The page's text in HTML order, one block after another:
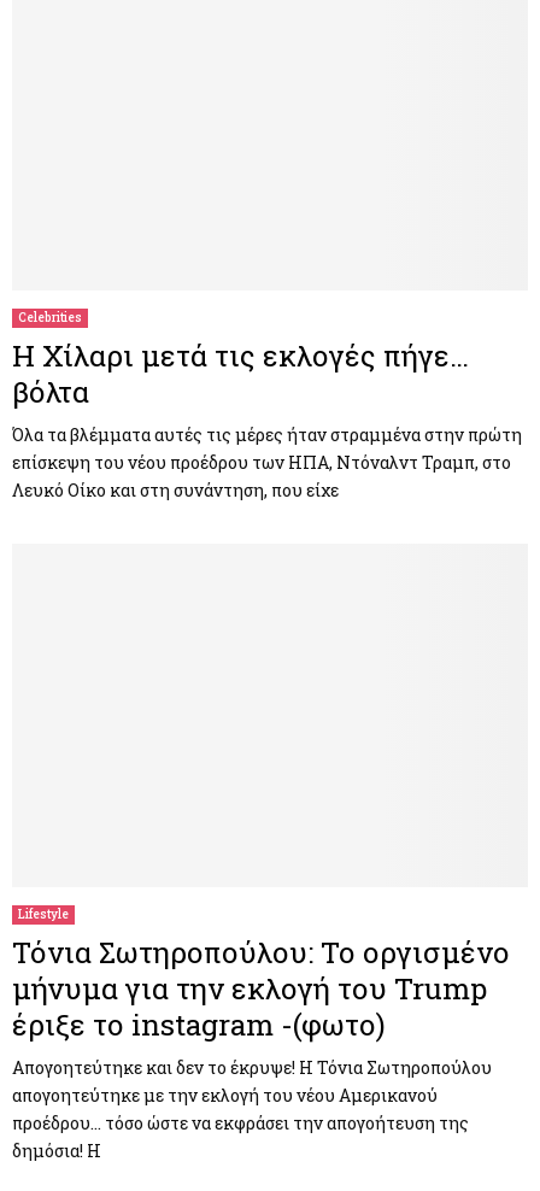
Celebrities
Η Χίλαρι μετά τις εκλογές πήγε…
βόλτα
Όλα τα βλέμματα αυτές τις μέρες ήταν στραμμένα στην πρώτη
επίσκεψη του νέου προέδρου των ΗΠΑ, Ντόναλντ Τραμπ, στο
Λευκό Οίκο και στη συνάντηση, που είχε
Lifestyle
Τόνια Σωτηροπούλου: Το οργισμένο
μήνυμα για την εκλογή του Trump
έριξε το instagram -(φωτο)
Απογοητεύτηκε και δεν το έκρυψε! Η Τόνια Σωτηροπούλου
απογοητεύτηκε με την εκλογή του νέου Αμερικανού
προέδρου… τόσο ώστε να εκφράσει την απογοήτευση της
δημόσια! Η